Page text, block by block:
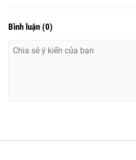
Bình luận (0)